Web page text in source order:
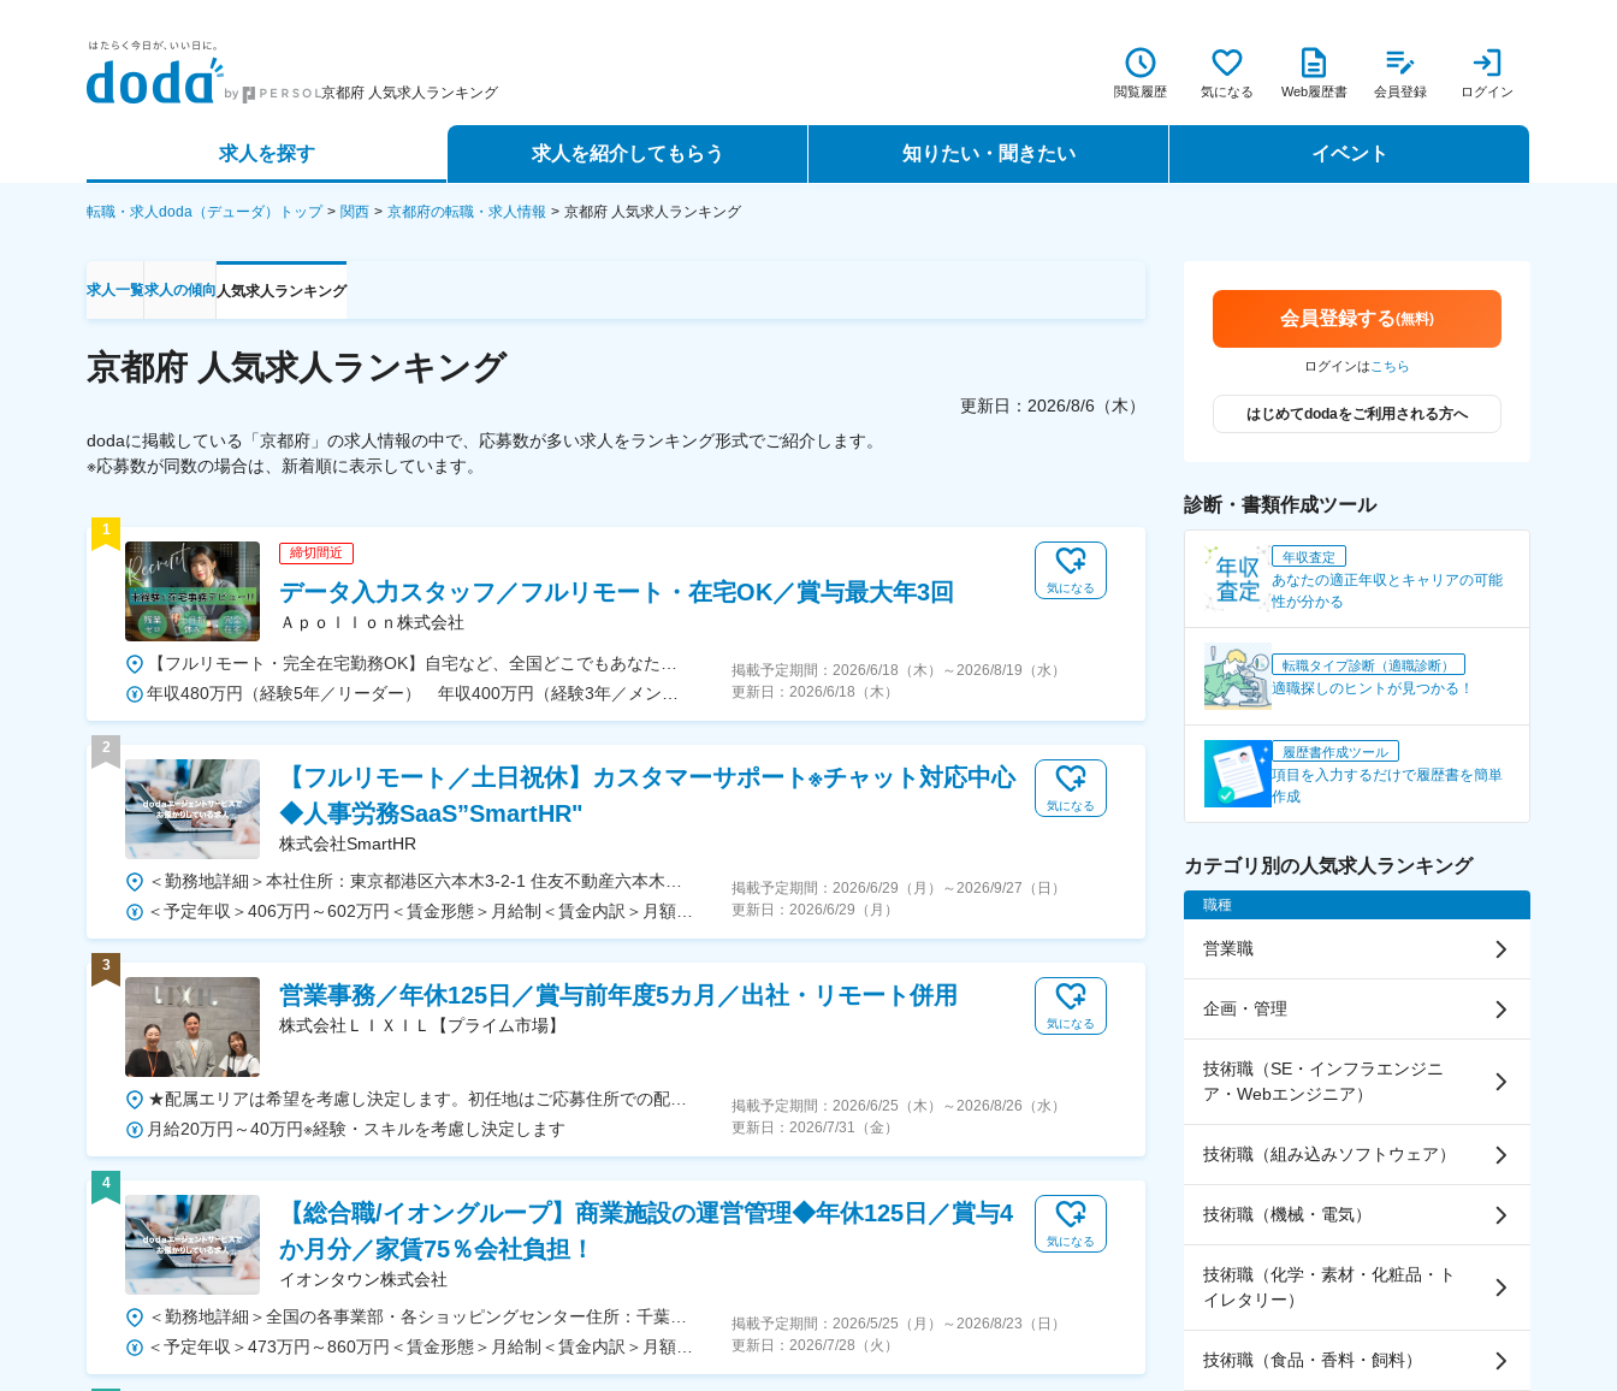
京都府 人気求人ランキング 閲覧履歴 気になる Web履歴書 会員登録 ログイン
求人を探す
詳細条件から探す
新着求人から探す
求人を紹介してもらう
エージェントサービス
知りたい・聞きたい イベント
転職セミナー動画
転職・求人doda（デューダ）トップ 関西 京都府の転職・求人情報 京都府 人気求人ランキング
求人一覧求人の傾向人気求人ランキング
京都府 人気求人ランキング
更新日： 2026/8/6（木）
dodaに掲載している「京都府」の求人情報の中で、応募数が多い求人をランキング形式でご紹介します。
※応募数が同数の場合は、新着順に表示しています。
1
締切間近
データ入力スタッフ／フルリモート・在宅OK／賞与最大年3回
Ａｐｏｌｌｏｎ株式会社
気になる
掲載予定期間： 2026/6/18（木） ～2026/8/19（水）
更新日： 2026/6/18（木）
2
【フルリモート／土日祝休】カスタマーサポート※チャット対応中心
◆人事労務SaaS”SmartHR"
株式会社SmartHR
気になる
掲載予定期間： 2026/6/29（月） ～2026/9/27（日）
更新日： 2026/6/29（月）
3
営業事務／年休125日／賞与前年度5カ月／出社・リモート併用
株式会社ＬＩＸＩＬ【プライム市場】 気になる
月給20万円～40万円※経験・スキルを考慮し決定します
掲載予定期間： 2026/6/25（木） ～2026/8/26（水）
更新日： 2026/7/31（金）
4
【総合職/イオングループ】商業施設の運営管理◆年休125日／賞与4
か月分／家賃75％会社負担！
イオンタウン株式会社
気になる
掲載予定期間： 2026/5/25（月） ～2026/8/23（日）
更新日： 2026/7/28（火）
会員登録する(無料)
ログインは こちら
はじめてdodaをご利用される方へ
診断・書類作成ツール
年収査定
あなたの適正年収とキャリアの可能
性が分かる
転職タイプ診断（適職診断）
適職探しのヒントが見つかる！
履歴書作成ツール
項目を入力するだけで履歴書を簡単
作成
カテゴリ別の人気求人ランキング
職種
営業職
企画・管理
技術職（SE・インフラエンジニ
ア・Webエンジニア）
技術職（組み込みソフトウェア）
技術職（機械・電気）
技術職（化学・素材・化粧品・ト
イレタリー）
技術職（食品・香料・飼料）